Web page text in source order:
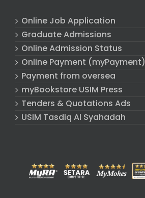
Online Job Application
Graduate Admissions
Online Admission Status
Online Payment (myPayment)
Payment from oversea
myBookstore USIM Press
Tenders & Quotations Ads
USIM Tasdiq Al Syahadah